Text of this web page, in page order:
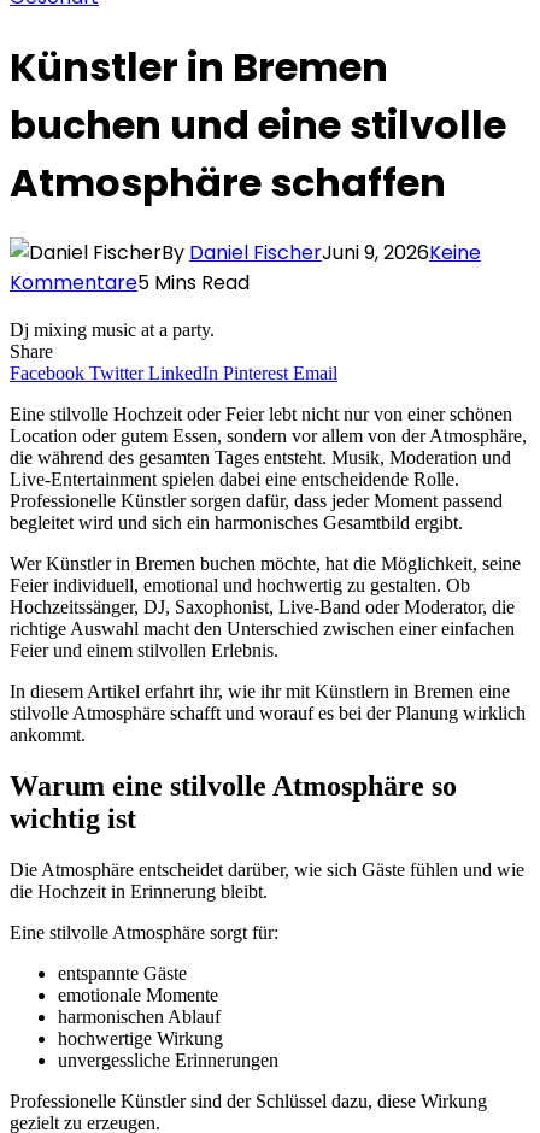
Künstler in Bremen
buchen und eine stilvolle
Atmosphäre schaffen
By Daniel FischerJuni 9, 2026Keine
Kommentare5 Mins Read
Dj mixing music at a party.
Share
Facebook Twitter LinkedIn Pinterest Email
Eine stilvolle Hochzeit oder Feier lebt nicht nur von einer schönen
Location oder gutem Essen, sondern vor allem von der Atmosphäre,
die während des gesamten Tages entsteht. Musik, Moderation und
Live-Entertainment spielen dabei eine entscheidende Rolle.
Professionelle Künstler sorgen dafür, dass jeder Moment passend
begleitet wird und sich ein harmonisches Gesamtbild ergibt.
Wer Künstler in Bremen buchen möchte, hat die Möglichkeit, seine
Feier individuell, emotional und hochwertig zu gestalten. Ob
Hochzeitssänger, DJ, Saxophonist, Live-Band oder Moderator, die
richtige Auswahl macht den Unterschied zwischen einer einfachen
Feier und einem stilvollen Erlebnis.
In diesem Artikel erfahrt ihr, wie ihr mit Künstlern in Bremen eine
stilvolle Atmosphäre schafft und worauf es bei der Planung wirklich
ankommt.
Warum eine stilvolle Atmosphäre so
wichtig ist
Die Atmosphäre entscheidet darüber, wie sich Gäste fühlen und wie
die Hochzeit in Erinnerung bleibt.
Eine stilvolle Atmosphäre sorgt für:
entspannte Gäste
emotionale Momente
harmonischen Ablauf
hochwertige Wirkung
unvergessliche Erinnerungen
Professionelle Künstler sind der Schlüssel dazu, diese Wirkung
gezielt zu erzeugen.